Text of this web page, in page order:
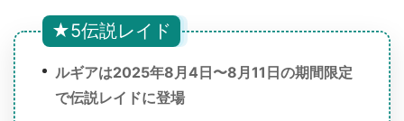
★5伝説レイド
ルギアは2025年8月4日〜8月11日の期間限定
で伝説レイドに登場